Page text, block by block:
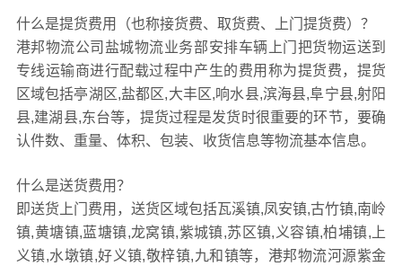
什么是提货费用（也称接货费、取货费、上门提货费）？
港邦物流公司盐城物流业务部安排车辆上门把货物运送到
专线运输商进行配载过程中产生的费用称为提货费，提货
区域包括亭湖区,盐都区,大丰区,响水县,滨海县,阜宁县,射阳
县,建湖县,东台等，提货过程是发货时很重要的环节，要确
认件数、重量、体积、包装、收货信息等物流基本信息。
什么是送货费用？
即送货上门费用，送货区域包括瓦溪镇,凤安镇,古竹镇,南岭
镇,黄塘镇,蓝塘镇,龙窝镇,紫城镇,苏区镇,义容镇,柏埔镇,上
义镇,水墩镇,好义镇,敬梓镇,九和镇等，港邦物流河源紫金